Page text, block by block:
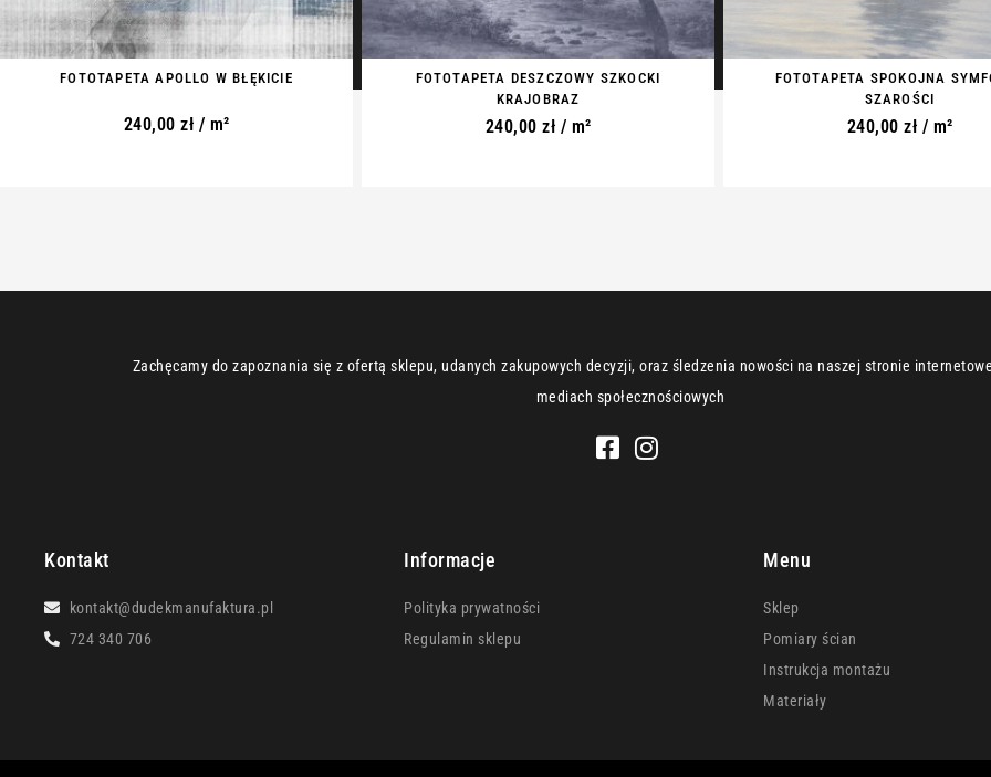
FOTOTAPETA APOLLO W BŁĘKICIE
240,00 zł / m²
FOTOTAPETA DESZCZOWY SZKOCKI
KRAJOBRAZ
240,00 zł / m²
FOTOTAPETA SPOKOJNA
SZAROŚCI
240,00 zł / m²
Zachęcamy do zapoznania się z ofertą sklepu, udanych zakupowych decyzji, oraz śledzenia nowości na naszej stronie
mediach społecznościowych
Kontakt
kontakt@dudekmanufaktura.pl
724 340 706
Informacje
Polityka prywatności
Regulamin sklepu
Menu
Sklep
Pomiary ścian
Instrukcja montażu
Materiały